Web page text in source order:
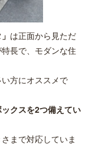
は正面から見ただ
長で、モダンな住
方にオススメで
クスを2つ備えてい
まで対応していま